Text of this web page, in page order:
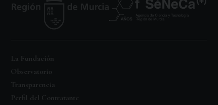
La Fundación
Observatorio
Transparencia
Perfil del Contratante